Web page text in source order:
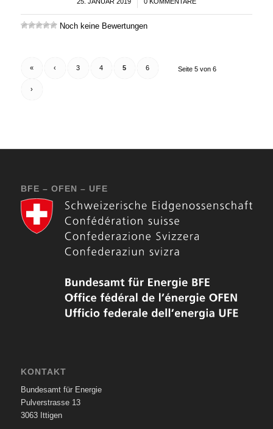
Noch keine Bewertungen
Seite 5 von 6
« ‹ 3 4 5 6
›
BFE – OFEN – UFE
KONTAKT
Bundesamt für Energie
Pulverstrasse 13
3063 Ittigen